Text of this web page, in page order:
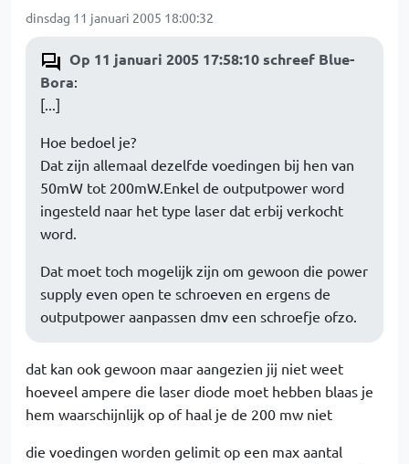
dinsdag 11 januari 2005 18:00:32
Op 11 januari 2005 17:58:10 schreef Blue-
Bora:
[...]
Hoe bedoel je?
Dat zijn allemaal dezelfde voedingen bij hen van
50mW tot 200mW.Enkel de outputpower word
ingesteld naar het type laser dat erbij verkocht
word.
Dat moet toch mogelijk zijn om gewoon die power
supply even open te schroeven en ergens de
outputpower aanpassen dmv een schroefje ofzo.
dat kan ook gewoon maar aangezien jij niet weet
hoeveel ampere die laser diode moet hebben blaas je
hem waarschijnlijk op of haal je de 200 mw niet
die voedingen worden gelimit op een max aantal